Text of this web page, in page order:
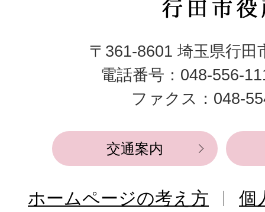
行
市
役
所
〒361-8601 埼玉県行田
電話番号：048-556-
ファクス：048-
交通案内
ホームページの考え方
個